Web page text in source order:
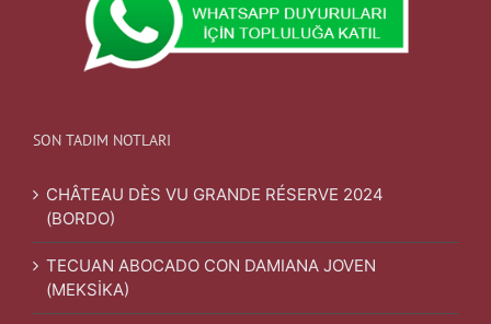
SON TADIM NOTLARI
CHÂTEAU DÈS VU GRANDE RÉSERVE 2024
(BORDO)
TECUAN ABOCADO CON DAMIANA JOVEN
(MEKSİKA)